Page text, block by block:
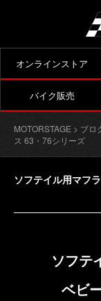
オンラインストア
バイク販売
MOTORSTAGE > ブロ
ス 63・76シリーズ
ソフテイル用マフ
ソフテ
ベビ